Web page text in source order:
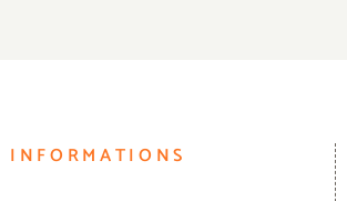
INFORMATIONS